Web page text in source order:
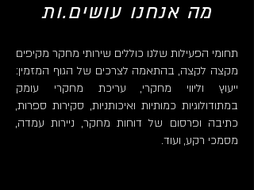
מה אנחנו עושים.ות
תחומי הפעילות שלנו כוללים שירותי מחקר מקיפים
מקצה לקצה, בהתאמה לצרכים של הגוף המזמין:
ייעוץ וליווי מחקרי, עריכת מחקרי עומק
במתודולוגיות כמותיות ואיכותניות, סקירות ספרות,
כתיבה ופרסום של דוחות מחקר, ניירות עמדה,
מסמכי רקע, ועוד.